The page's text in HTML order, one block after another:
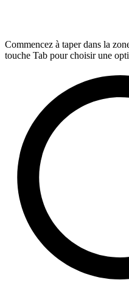
Commencez à taper dans la
touche Tab pour choisir une